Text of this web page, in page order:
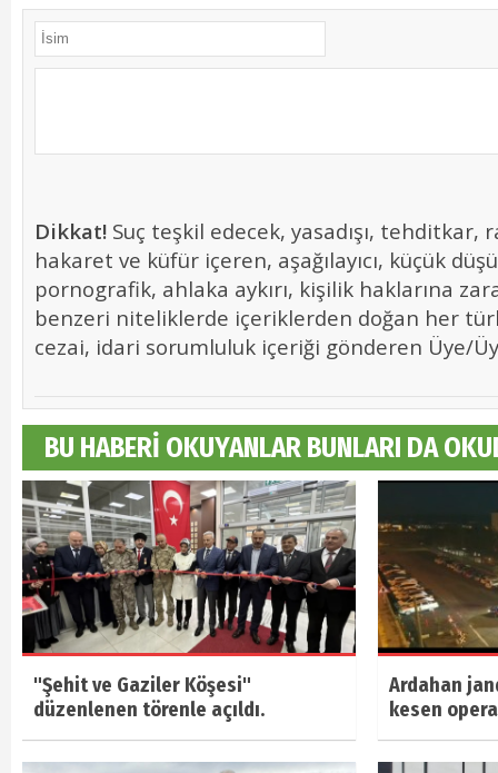
Dikkat! Suç teşkil edecek, yasadışı, tehditkar,
hakaret ve küfür içeren, aşağılayıcı, küçük
pornografik, ahlaka aykırı, kişilik haklarına
benzeri niteliklerde içeriklerden doğan her
cezai, idari sorumluluk içeriği gönderen Üye/
BU HABERİ OKUYANLAR BUNLARI DA
"Şehit ve Gaziler Köşesi"
düzenlenen törenle açıldı.
Ardahan
kesen